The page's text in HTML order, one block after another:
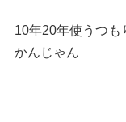
10年20年使うつも
かんじゃん